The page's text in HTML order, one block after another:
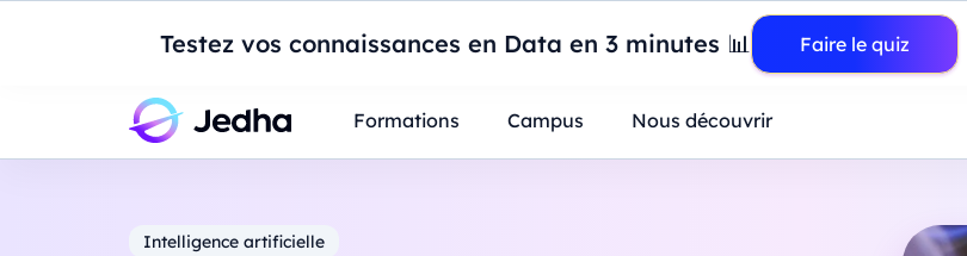
Testez vos connaissances en Data en 3 minutes 📊 Faire le quiz
Introduction à Power BI : construisez votre premier dashboard de A à Z
Formations Campus Nous découvrir
Intelligence artificielle